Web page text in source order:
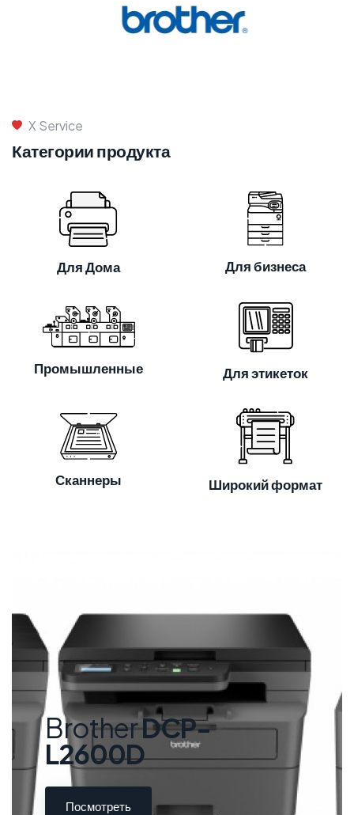
X Service
Категории продукта
Для Дома Для бизнеса
Промышленные Для этикеток
Сканнеры Широкий формат
BrotherDCP-
L2600D
Посмотреть